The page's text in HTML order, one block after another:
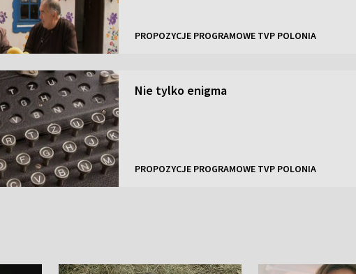
PROPOZYCJE PROGRAMOWE TVP POLONIA
Nie tylko enigma
PROPOZYCJE PROGRAMOWE TVP POLONIA